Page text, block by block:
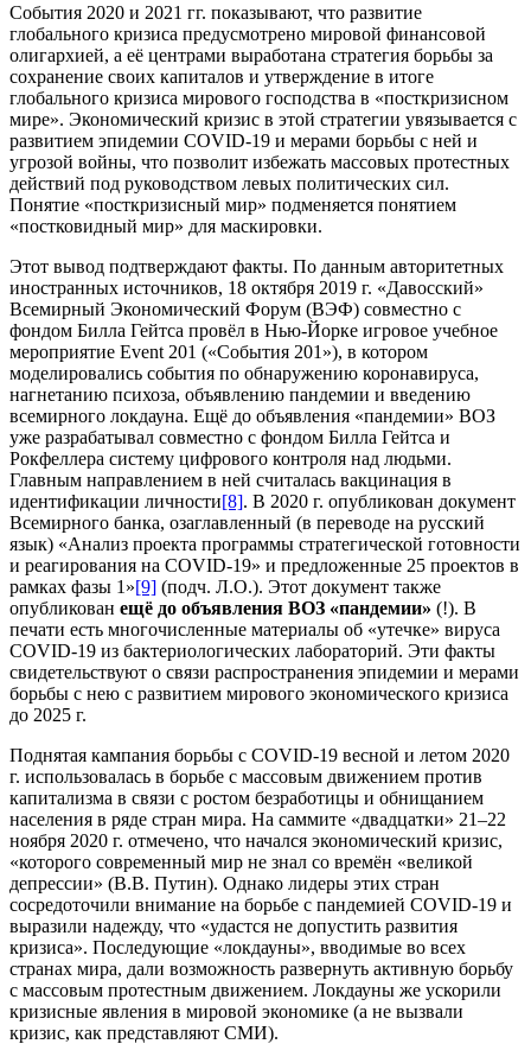
События 2020 и 2021 гг. показывают, что развитие
глобального кризиса предусмотрено мировой финансовой
олигархией, а её центрами выработана стратегия борьбы за
сохранение своих капиталов и утверждение в итоге
глобального кризиса мирового господства в «посткризисном
мире». Экономический кризис в этой стратегии увязывается с
развитием эпидемии COVID-19 и мерами борьбы с ней и
угрозой войны, что позволит избежать массовых протестных
действий под руководством левых политических сил.
Понятие «посткризисный мир» подменяется понятием
«постковидный мир» для маскировки.
Этот вывод подтверждают факты. По данным авторитетных
иностранных источников, 18 октября 2019 г. «Давосский»
Всемирный Экономический Форум (ВЭФ) совместно с
фондом Билла Гейтса провёл в Нью-Йорке игровое учебное
мероприятие Event 201 («События 201»), в котором
моделировались события по обнаружению коронавируса,
нагнетанию психоза, объявлению пандемии и введению
всемирного локдауна. Ещё до объявления «пандемии» ВОЗ
уже разрабатывал совместно с фондом Билла Гейтса и
Рокфеллера систему цифрового контроля над людьми.
Главным направлением в ней считалась вакцинация в
идентификации личности[8]. В 2020 г. опубликован документ
Всемирного банка, озаглавленный (в переводе на русский
язык) «Анализ проекта программы стратегической готовности
и реагирования на COVID-19» и предложенные 25 проектов в
рамках фазы 1»[9] (подч. Л.О.). Этот документ также
опубликован ещё до объявления ВОЗ «пандемии» (!). В
печати есть многочисленные материалы об «утечке» вируса
COVID-19 из бактериологических лабораторий. Эти факты
свидетельствуют о связи распространения эпидемии и мерами
борьбы с нею с развитием мирового экономического кризиса
до 2025 г.
Поднятая кампания борьбы с COVID-19 весной и летом 2020
г. использовалась в борьбе с массовым движением против
капитализма в связи с ростом безработицы и обнищанием
населения в ряде стран мира. На саммите «двадцатки» 21–22
ноября 2020 г. отмечено, что начался экономический кризис,
«которого современный мир не знал со времён «великой
депрессии» (В.В. Путин). Однако лидеры этих стран
сосредоточили внимание на борьбе с пандемией COVID-19 и
выразили надежду, что «удастся не допустить развития
кризиса». Последующие «локдауны», вводимые во всех
странах мира, дали возможность развернуть активную борьбу
с массовым протестным движением. Локдауны же ускорили
кризисные явления в мировой экономике (а не вызвали
кризис, как представляют СМИ).